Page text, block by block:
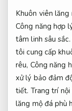
Khuôn viên lăng
Công năng hợp
tâm linh sâu sắc.
tôi cung cấp
rêu, Công năng
xử lý bảo đảm
tiết. Trang trí
lăng mộ đá phù